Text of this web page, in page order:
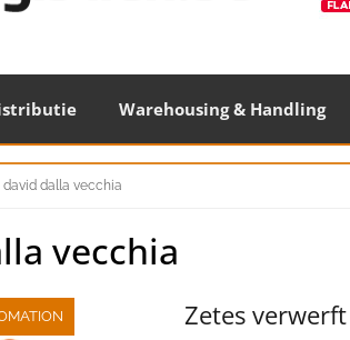
Warehousing & Handling
david dalla vecchia
vecchia
Zetes verwerft